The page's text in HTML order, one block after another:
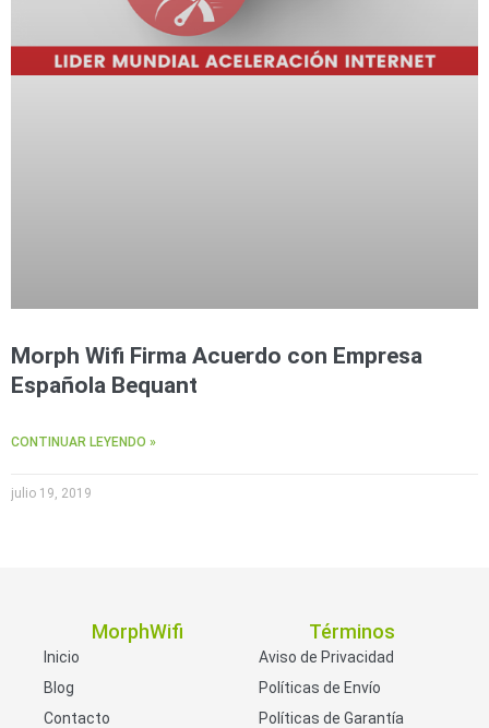
Morph Wifi Firma Acuerdo con Empresa
Española Bequant
CONTINUAR LEYENDO »
julio 19, 2019
MorphWifi
Inicio
Blog
Contacto
Términos
Aviso de Privacidad
Políticas de Envío
Políticas de Garantía